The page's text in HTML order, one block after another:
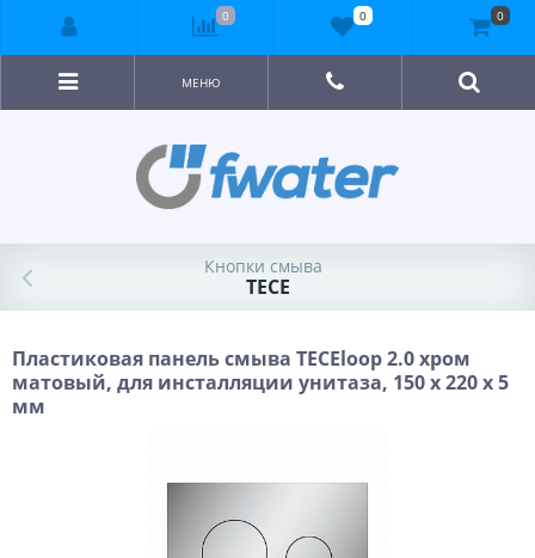
МЕНЮ
Кнопки смыва
TECE
Пластиковая панель смыва TECEloop 2.0 хром
матовый, для инсталляции унитаза, 150 x 220 x 5
мм
0 0 0